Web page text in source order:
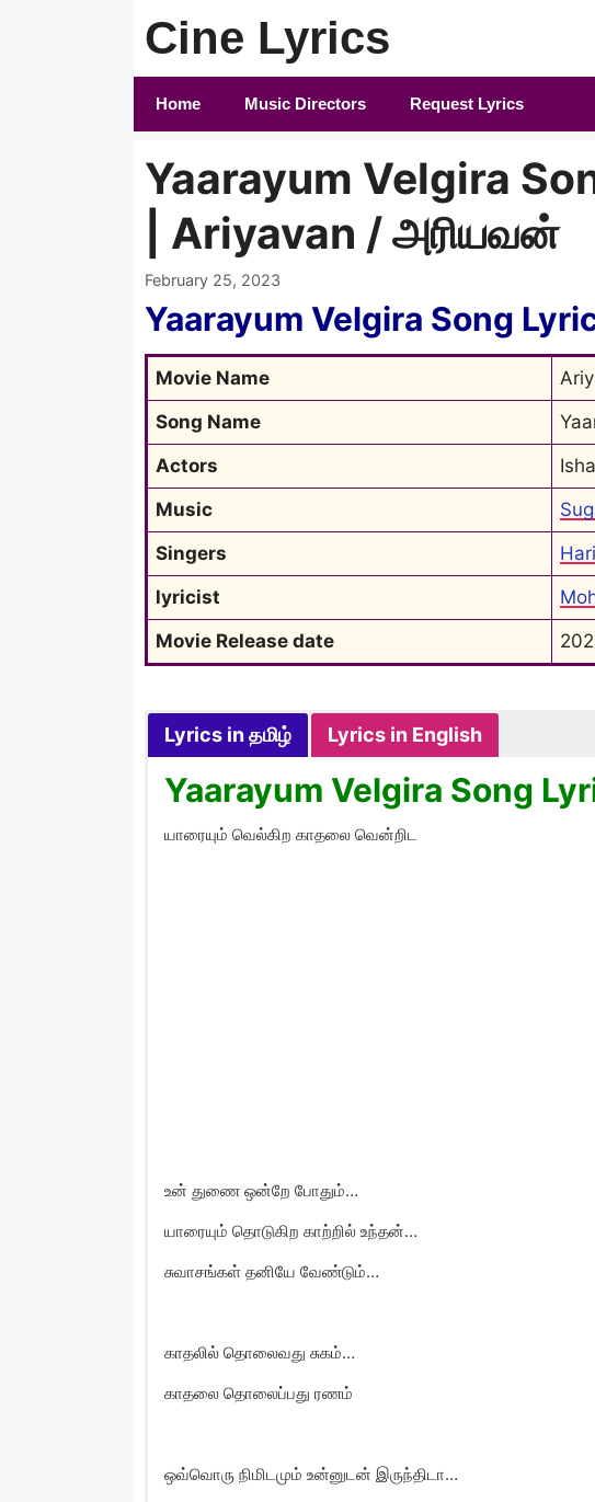
Cine Lyrics
Home Music Directors Request Lyrics
Yaarayum Velgira
| Ariyavan / அரியவன்
February 25, 2023
Yaarayum Velgira Song
Movie Name
Song Name
Actors
Music
Singers
lyricist
Movie Release date
Lyrics in தமிழ் Lyrics in English
Yaarayum Velgira Song
யாரையும் வெல்கிற காதலை வென்றிட
உன் துணை ஒன்றே போதும்…
யாரையும் தொடுகிற காற்றில் உந்தன்…
சுவாசங்கள் தனியே வேண்டும்…
காதலில் தொலைவது சுகம்…
காதலை தொலைப்பது ரணம்
ஒவ்வொரு நிமிடமும் உன்னுடன் இருந்திடா…